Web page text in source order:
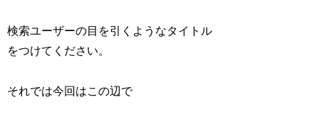
検索ユーザーの目を引くようなタイトル
をつけてください。
それでは今回はこの辺で